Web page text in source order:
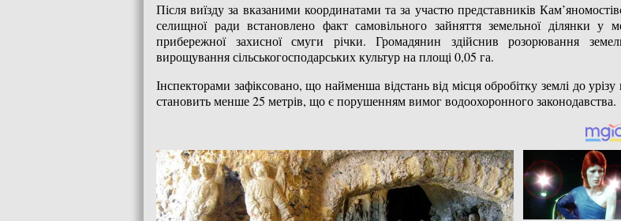
Після виїзду за вказаними координатами та за участю представників
селищної ради встановлено факт самовільного зайняття земельної ділянки у
прибережної захисної смуги річки. Громадянин здійснив розорювання
вирощування сільськогосподарських культур на площі 0,05 га.
Інспекторами зафіксовано, що найменша відстань від місця обробітку землі до урізу
становить менше 25 метрів, що є порушенням вимог водоохоронного законодавства.